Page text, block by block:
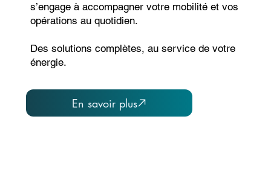
s’engage à accompagner votre mobilité et vos
opérations au quotidien.
Des solutions complètes, au service de votre
énergie.